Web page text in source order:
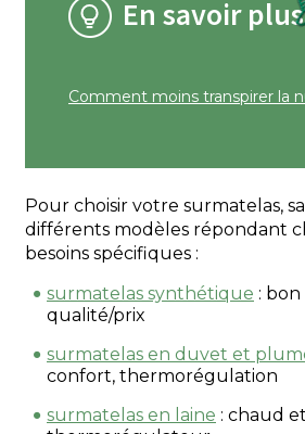
En savoir
Comment moins transpirer la
Pour choisir votre surmatelas,
différents modèles répondant
besoins spécifiques :
surmatelas synthétique :
qualité/prix
surmatelas en duvet et
confort, thermorégulation
surmatelas en laine : chaud et